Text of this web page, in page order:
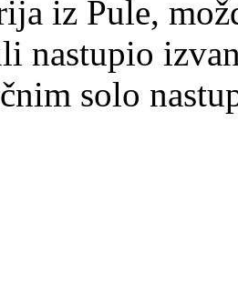
iz Pule,
nastupio
solo